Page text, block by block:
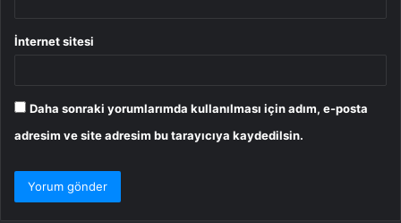
İnternet sitesi
Daha sonraki yorumlarımda kullanılması için adım, e-posta
adresim ve site adresim bu tarayıcıya kaydedilsin.